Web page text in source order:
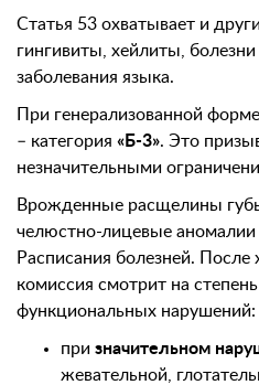
Статья 53 охватывает и
гингивиты, хейлиты,
заболевания языка.
При генерализованной
– категория «Б-3». Это
незначительными
Врожденные расщелины
челюстно-лицевые
Расписания болезней. После
комиссия смотрит на
функциональных нарушений:
при значительном
жевательной,